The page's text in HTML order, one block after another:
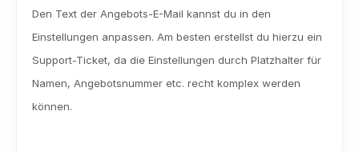
Den Text der Angebots-E-Mail kannst du in den
Einstellungen anpassen. Am besten erstellst du hierzu ein
Support-Ticket, da die Einstellungen durch Platzhalter für
Namen, Angebotsnummer etc. recht komplex werden
können.